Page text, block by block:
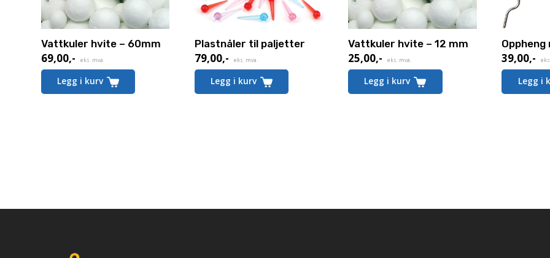
Vattkuler hvite – 60mm
69,00,- eks. mva.
Legg i kurv
Plastnåler til paljetter
79,00,- eks. mva.
Legg i kurv
Vattkuler hvite – 12 mm
25,00,- eks. mva.
Legg i kurv
39,00,-
Legg i